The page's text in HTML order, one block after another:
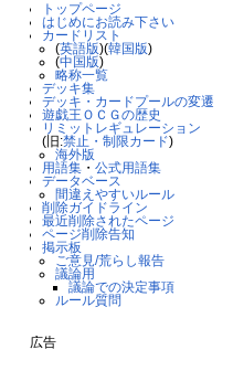
トップページ
はじめにお読み下さい
カードリスト
(英語版)(韓国版)
(中国版)
略称一覧
デッキ集
デッキ・カードプールの変遷
遊戯王ＯＣＧの歴史
リミットレギュレーション
(旧:禁止・制限カード)
海外版
用語集 ・公式用語集
データベース
間違えやすいルール
削除ガイドライン
最近削除されたページ
ページ削除告知
掲示板
ご意見/荒らし報告
議論用
議論での決定事項
ルール質問
広告